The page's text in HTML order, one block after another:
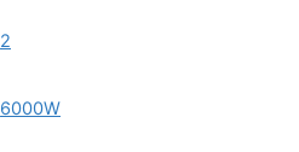
2
6000W